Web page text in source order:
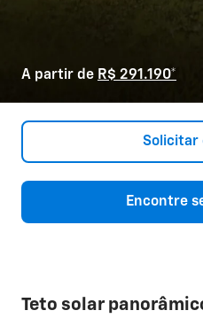
A partir de R$ 291.190*
Solicitar
Encontre
Teto solar